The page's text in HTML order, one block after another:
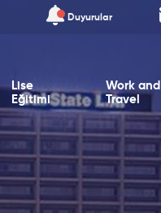
Duyurular
Lise
Eğitimi
Work and
Travel